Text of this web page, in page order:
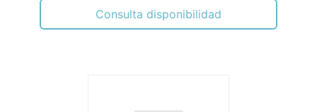
Consulta disponibilidad